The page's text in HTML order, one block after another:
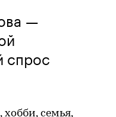
—
спрос
семья,